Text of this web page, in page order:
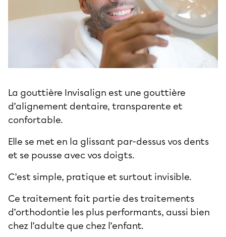
La gouttière Invisalign est une gouttière
d’alignement dentaire, transparente et
confortable.
Elle se met en la glissant par-dessus vos dents
et se pousse avec vos doigts.
C’est simple, pratique et surtout invisible.
Ce traitement fait partie des traitements
d’orthodontie les plus performants, aussi bien
chez l’adulte que chez l’enfant.